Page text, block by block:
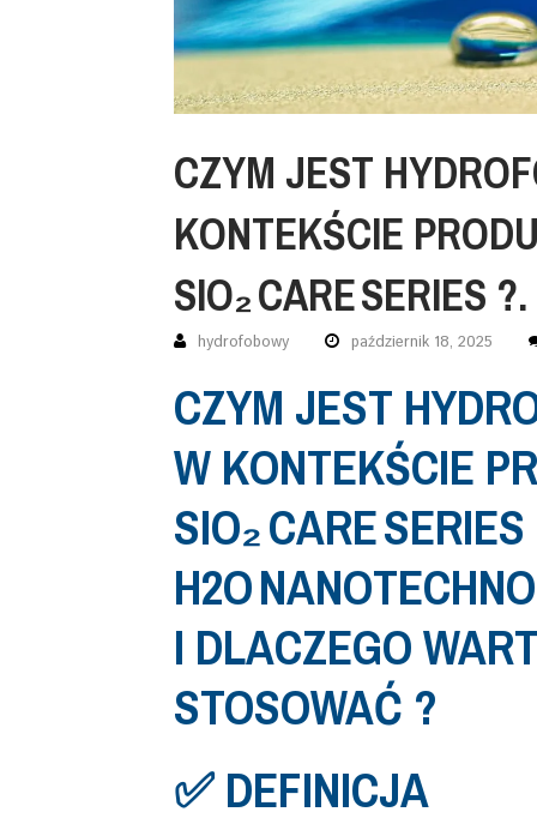
CZYM JEST
KONTEKŚCIE
SIO₂ CARE SERIES ?.
hydrofobowy październik 18, 2025
CZYM JEST
W KONTEKŚCIE
SIO₂ CARE SERIES
H2O
I DLACZEGO
STOSOWAĆ ?
✅ DEFINICJA